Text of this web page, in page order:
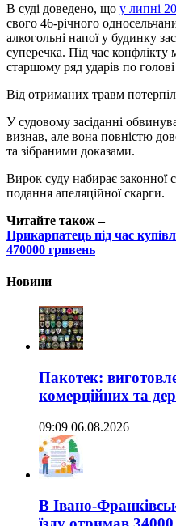
В суді доведено, що у липні
свого 46-річного
алкогольні напої у будинку
суперечка. Під час конфлікту
старшому ряд ударів по голові
Від отриманих травм
У судовому засіданні
визнав, але вона повністю
та зібраними доказами.
Вирок суду набирає законної
подання апеляційної скарги.
Читайте також –
Прикарпатець під час
470000 гривень
Новини
Пакотек:
комерційних та
09:09 06.08.2026
В Івано-